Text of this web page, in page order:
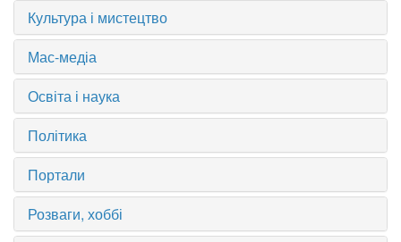
Культура і мистецтво
Мас-медіа
Освіта і наука
Політика
Портали
Розваги, хоббі